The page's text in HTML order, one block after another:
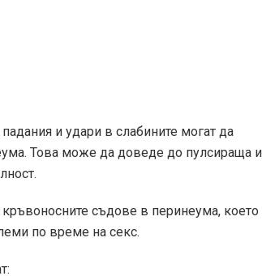
и удари в слабините могат да
Това може да доведе до пулсираща и
съдове в перинеума, което
по време на секс.